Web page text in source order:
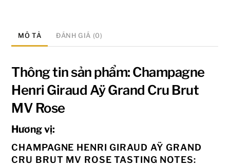
MÔ TẢ ĐÁNH GIÁ (0)
Thông tin sản phẩm: Champagne
Henri Giraud Aÿ Grand Cru Brut
MV Rose
Hương vị:
CHAMPAGNE HENRI GIRAUD AŸ GRAND
CRU BRUT MV ROSE TASTING NOTES: